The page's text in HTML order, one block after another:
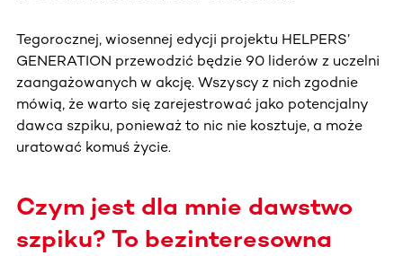
Tegorocznej, wiosennej edycji projektu HELPERS’
GENERATION przewodzić będzie 90 liderów z uczelni
zaangażowanych w akcję. Wszyscy z nich zgodnie
mówią, że warto się zarejestrować jako potencjalny
dawca szpiku, ponieważ to nic nie kosztuje, a może
uratować komuś życie.
Czym jest dla mnie dawstwo
szpiku? To bezinteresowna